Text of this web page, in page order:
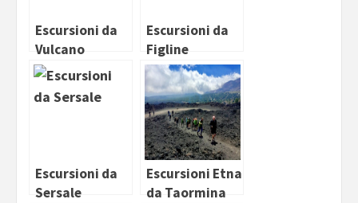
Escursioni da
Vulcano
Escursioni da
Figline
Valdarno
Escursioni da
Sersale
Escursioni Etna
da Taormina